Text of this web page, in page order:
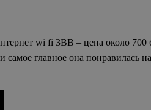
wi fi 3BB – цена около 700
самое главное она